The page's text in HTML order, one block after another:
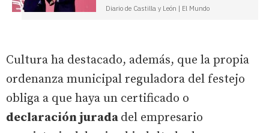
Diario de Castilla y León | El Mundo
Cultura ha destacado, además, que la propia
ordenanza municipal reguladora del festejo
obliga a que haya un certificado o
declaración jurada del empresario